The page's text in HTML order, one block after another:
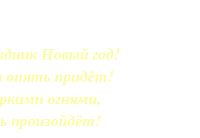
Новый год!
придёт!
огнями,
произойдёт!